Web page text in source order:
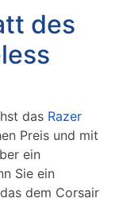
des
das Razer
Preis und mit
ein
Sie ein
dem Corsair